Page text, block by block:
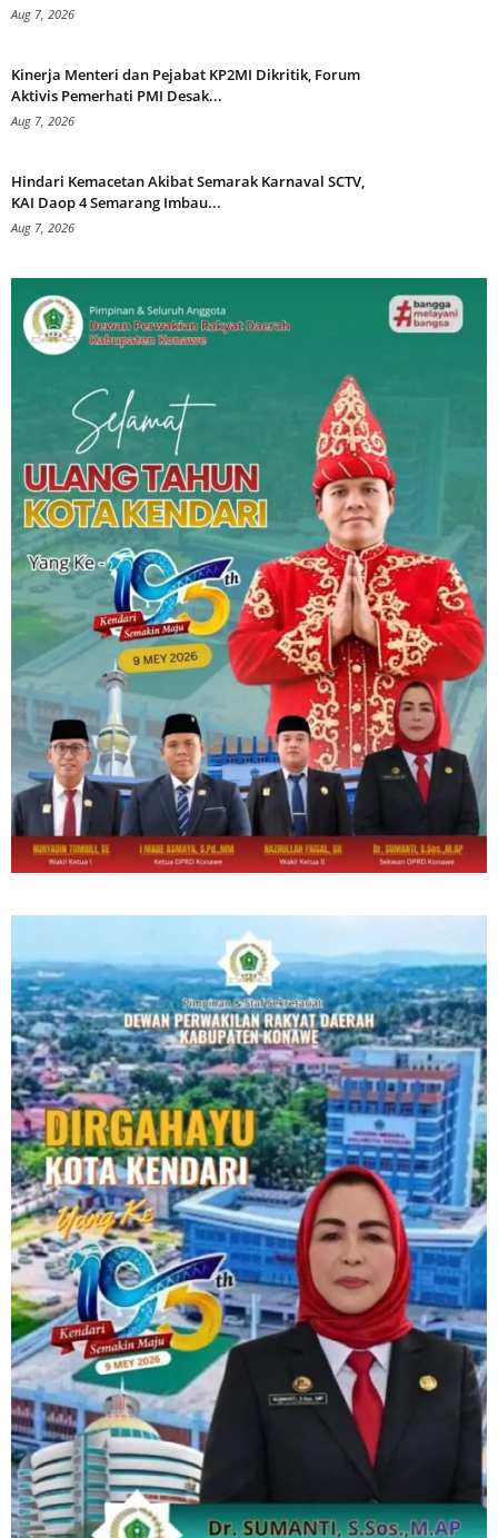
Aug 7, 2026
Kinerja Menteri dan Pejabat KP2MI Dikritik, Forum
Aktivis Pemerhati PMI Desak...
Aug 7, 2026
Hindari Kemacetan Akibat Semarak Karnaval SCTV,
KAI Daop 4 Semarang Imbau...
Aug 7, 2026